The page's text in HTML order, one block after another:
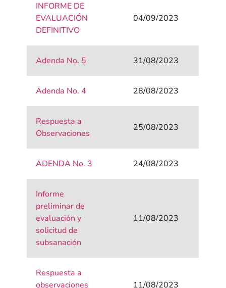
INFORME DE
EVALUACIÓN
DEFINITIVO
04/09/2023
Adenda No. 5 31/08/2023
Adenda No. 4 28/08/2023
Respuesta a
Observaciones
25/08/2023
ADENDA No. 3 24/08/2023
Informe
preliminar de
evaluación y
solicitud de
subsanación
11/08/2023
Respuesta a
observaciones
11/08/2023